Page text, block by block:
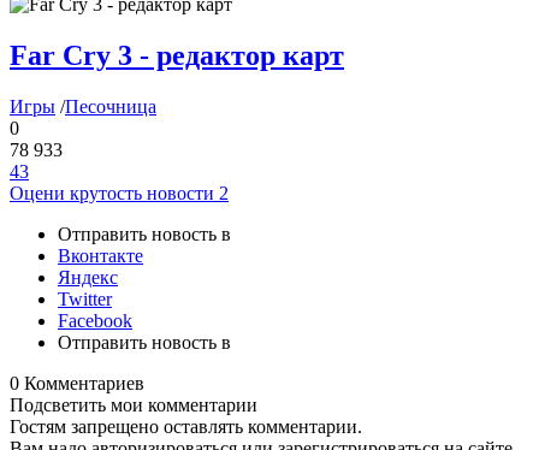
Far Cry 3 - редактор карт
Игры /Песочница
0
78 933
43
Оцени крутость новости 2
Отправить новость в
Вконтакте
Яндекс
Twitter
Facebook
Отправить новость в
0 Комментариев
Подсветить мои комментарии
Гостям запрещено оставлять комментарии.